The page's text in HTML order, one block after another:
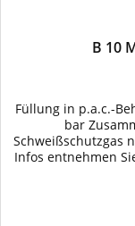
B 10
Füllung in p.a.c.-
bar
Schweißschutzgas
Infos entnehmen
bei Abgabe